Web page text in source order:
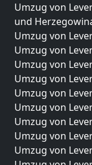
Umzug von
und
Umzug von
Umzug von
Umzug von
Umzug von
Umzug von
Umzug von
Umzug von
Umzug von
Umzug von